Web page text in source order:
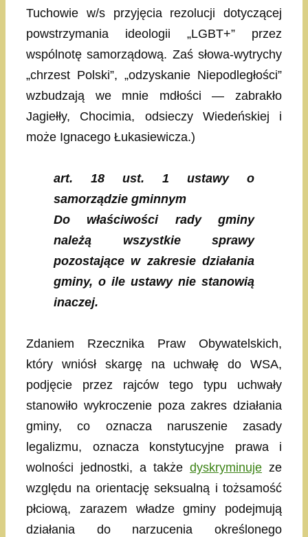
Tuchowie w/s przyjęcia rezolucji dotyczącej
powstrzymania ideologii „LGBT+” przez
wspólnotę samorządową. Zaś słowa-wytrychy
„chrzest Polski”, „odzyskanie Niepodległości”
wzbudzają we mnie mdłości — zabrakło
Jagiełły, Chocimia, odsieczy Wiedeńskiej i
może Ignacego Łukasiewicza.)
art. 18 ust. 1 ustawy o
samorządzie gminnym
Do właściwości rady gminy
należą wszystkie sprawy
pozostające w zakresie działania
gminy, o ile ustawy nie stanowią
inaczej.
Zdaniem Rzecznika Praw Obywatelskich,
który wniósł skargę na uchwałę do WSA,
podjęcie przez rajców tego typu uchwały
stanowiło wykroczenie poza zakres działania
gminy, co oznacza naruszenie zasady
legalizmu, oznacza konstytucyjne prawa i
wolności jednostki, a także dyskryminuje ze
względu na orientację seksualną i tożsamość
płciową, zarazem władze gminy podejmują
działania do narzucenia określonego